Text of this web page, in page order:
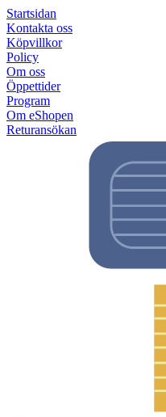
Startsidan
Kontakta oss
Köpvillkor
Policy
Om oss
Öppettider
Program
Om eShopen
Returansökan